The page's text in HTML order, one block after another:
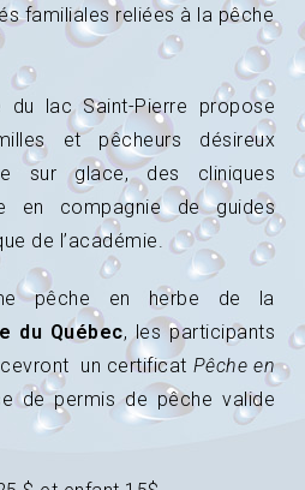
familiales reliées à la pêche
du lac Saint-Pierre propose
et pêcheurs désireux
sur glace, des cliniques
en compagnie de guides
de l’académie.
pêche en herbe de la
du Québec, les participants
un certificat Pêche en
de permis de pêche valide
18 ans.